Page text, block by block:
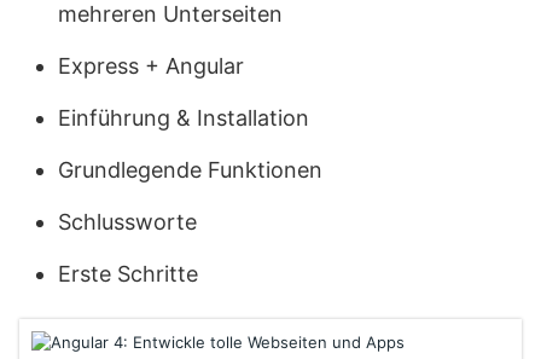
mehreren Unterseiten
Express + Angular
Einführung & Installation
Grundlegende Funktionen
Schlussworte
Erste Schritte